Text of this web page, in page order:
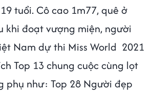
tuổi. Cô cao 1m77, quê ở
khi đoạt vượng miện, người
Nam dự thi Miss World 2021
Top 13 chung cuộc cùng lọt
phụ như: Top 28 Người đẹp